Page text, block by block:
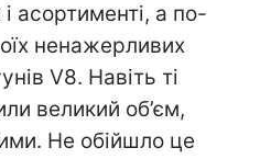
асортименті, а по-
ненажерливих
V8. Навіть ті
великий об’єм,
Не обійшло це